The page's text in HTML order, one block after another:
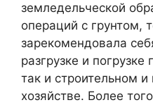
земледельческой
операций с грунтом,
зарекомендовала
разгрузке и погрузке
так и строительном
хозяйстве. Более